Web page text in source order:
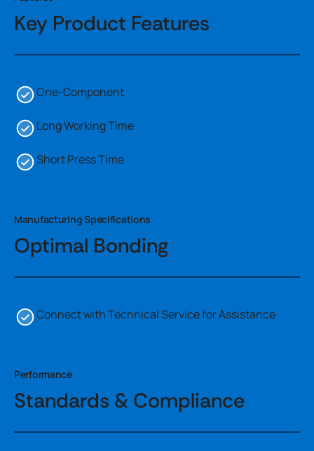
Key Product Features
One-Component
Long Working Time
Short Press Time
Manufacturing Specifications
Optimal Bonding
Connect with Technical Service for Assistance
Performance
Standards & Compliance